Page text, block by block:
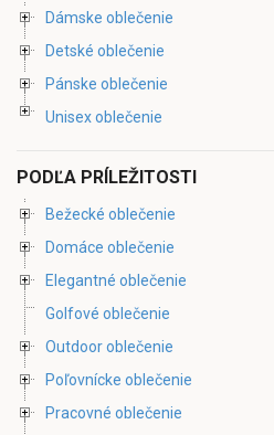
Dámske oblečenie
Detské oblečenie
Pánske oblečenie
Unisex oblečenie
PODĽA PRÍLEŽITOSTI
Bežecké oblečenie
Domáce oblečenie
Elegantné oblečenie
Golfové oblečenie
Outdoor oblečenie
Poľovnícke oblečenie
Pracovné oblečenie